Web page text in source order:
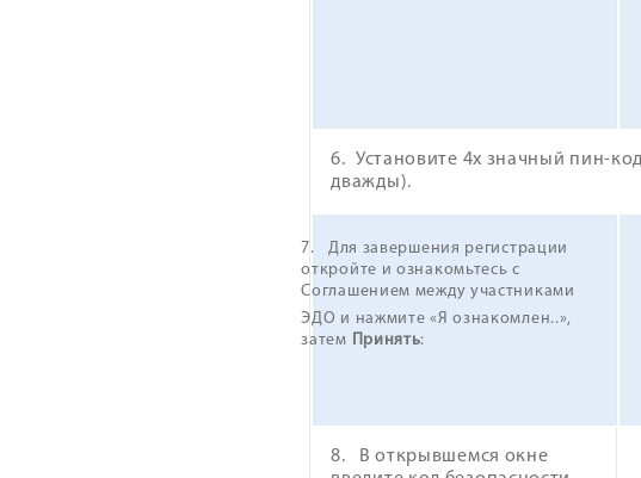
6. Установите 4х значный пин-
дважды).
7. Для завершения регистрации
откройте и ознакомьтесь с
Соглашением между участниками
ЭДО и нажмите «Я ознакомлен..»,
затем Принять:
8. В открывшемся окне